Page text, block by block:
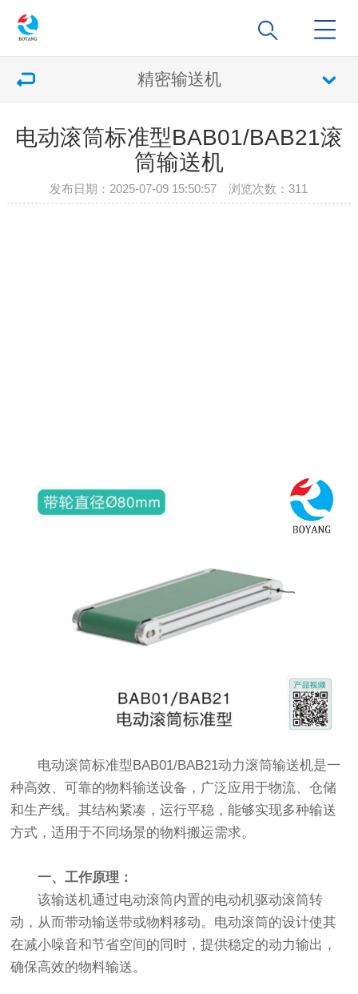
精密输送机
电动滚筒标准型BAB01/BAB21滚
筒输送机
发布日期：2025-07-09 15:50:57 浏览次数：311
电动滚筒标准型BAB01/BAB21动力滚筒输送机是一
种高效、可靠的物料输送设备，广泛应用于物流、仓储
和生产线。其结构紧凑，运行平稳，能够实现多种输送
方式，适用于不同场景的物料搬运需求。
一、工作原理：
该输送机通过电动滚筒内置的电动机驱动滚筒转
动，从而带动输送带或物料移动。电动滚筒的设计使其
在减小噪音和节省空间的同时，提供稳定的动力输出，
确保高效的物料输送。